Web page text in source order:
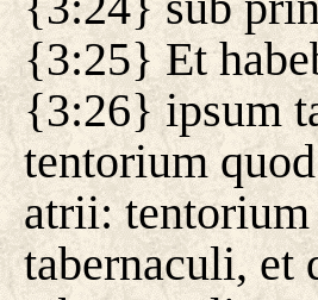
{3:25} Et
{3:26} ipsum
tentorium
atrii:
tabernaculi, et